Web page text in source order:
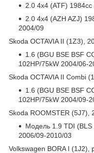
2.0 4x4 (ATF)
2.0 4x4 (AZH AZJ)
2004/09
Skoda OCTAVIA II (1Z3),
1.6 (BGU BSE BSF
102HP/75kW 2004/06-
Skoda OCTAVIA II Combi
1.6 (BGU BSE BSF
102HP/75kW 2004/09-
Skoda ROOMSTER (5J7),
Модель 1.9 TDI (BLS
2006/09-2010/03
Volkswagen BORA I (1J2),